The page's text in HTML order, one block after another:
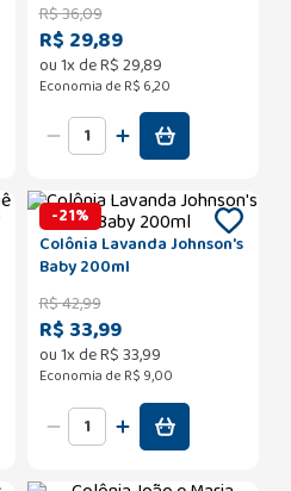
R$36,09
R$ 29,89
ou1x deR$29,89
Economia de R$ 6,20
-21%
Colônia Lavanda Johnson's
Baby 200ml
R$42,99
R$ 33,99
ou1x deR$33,99
Economia de R$ 9,00